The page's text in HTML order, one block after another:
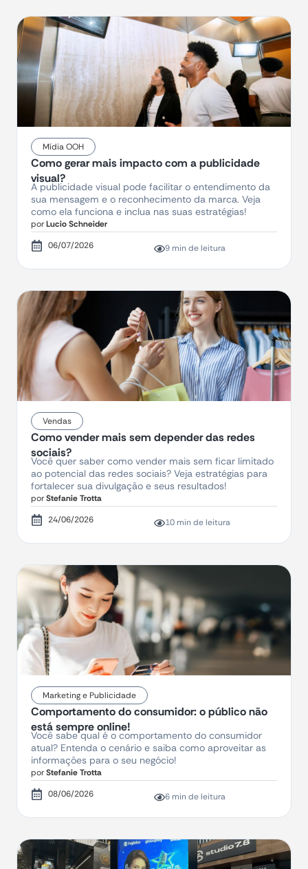
Mídia OOH
Como gerar mais impacto com a publicidade
visual?
A publicidade visual pode facilitar o entendimento da
sua mensagem e o reconhecimento da marca. Veja
como ela funciona e inclua nas suas estratégias!
porLucio Schneider
06/07/2026
9 min de leitura
Vendas
Como vender mais sem depender das redes
sociais?
Você quer saber como vender mais sem ficar limitado
ao potencial das redes sociais? Veja estratégias para
fortalecer sua divulgação e seus resultados!
porStefanie Trotta
24/06/2026
10 min de leitura
Marketing e Publicidade
Comportamento do consumidor: o público não
está sempre online!
Você sabe qual é o comportamento do consumidor
atual? Entenda o cenário e saiba como aproveitar as
informações para o seu negócio!
porStefanie Trotta
08/06/2026
6 min de leitura